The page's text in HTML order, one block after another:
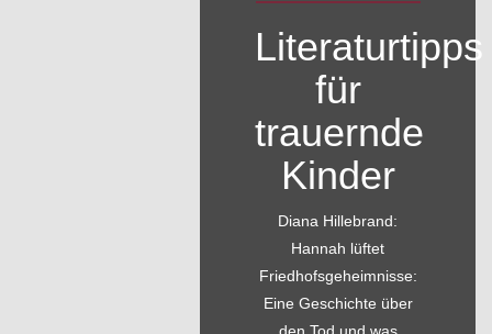
Literaturtipps
für
trauernde
Kinder
Diana Hillebrand:
Hannah lüftet
Friedhofsgeheimnisse:
Eine Geschichte über